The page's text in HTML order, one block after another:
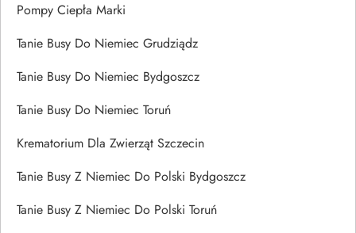
Pompy Ciepła Marki
Tanie Busy Do Niemiec Grudziądz
Tanie Busy Do Niemiec Bydgoszcz
Tanie Busy Do Niemiec Toruń
Krematorium Dla Zwierząt Szczecin
Tanie Busy Z Niemiec Do Polski Bydgoszcz
Tanie Busy Z Niemiec Do Polski Toruń